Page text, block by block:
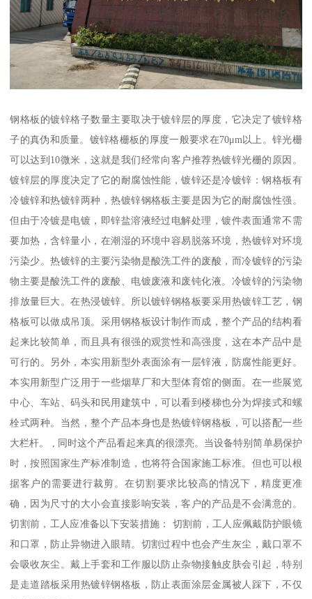
钢格板的镀锌格子数量主要取决于镀锌层的厚度，它决定了镀锌格
子的真伪和质量。镀锌格栅板的厚度一般要求在70μm以上。锌光栅
可以达到10微米，这就是我们经常向客户推荐热镀锌光栅的原因。
镀锌层的厚度决定了它的耐腐蚀性能，镀锌还是冷镀锌：钢格板有
冷镀锌和热镀锌两种，热镀锌钢格板主要是因为它的耐腐蚀性强。
但由于冷镀是电镀，即锌盐溶液经过电解处理，镀件表面通常不需
要加热，含锌量小，在潮湿的环境中容易脱落环境，热镀锌对环境
污染少。热镀锌的主要污染物是酸洗工件的废酸，而冷镀锌的污染
物主要是酸洗工件的废酸、电镀废液和废钝化液。冷镀锌的污染物
排放量巨大。在热浸镀锌。所以镀锌钢格板要采用热镀锌工艺，钢
格板可以做成吊顶。采用钢格板设计制作而成，整个产品的结构看
起来比较简单，而且具有很强的观赏性和高强度，这在本产品中是
可行的。另外，本实用新型外表面涂有一层锌液，防腐性能更好。
本实用新型广泛用于一些烟草厂和大型体育馆的侧面。在一些展览
中心、车站、码头和民用建筑中，可以看到楼梯也分为焊接式和螺
栓式两种。当然，整个产品本身也是热镀锌钢格板，可以搭配一些
大栏杆。 , 同时这个产品看起来真的很漂亮。当设备特别简单易保护
时，按照国家生产标准制造，也将符合国家施工标准。但也可以根
据客户的需要进行裁剪。在切割要求比较高的情况下，精度更准
确，因为尺寸的大小会直接影响安装，客户的产品是不会满意的。
切割前，工人应准备以下安装措施： 切割前，工人应佩戴防护眼镜
和口罩，防止异物进入眼睛。切割过程中也会产生灰尘，戴口罩不
会吸收灰尘。戴上手套和工作服以防止杂物接触皮肤会引起，特别
是走道踏板采用热镀锌钢格板，防止表面涂层金属被人踩下，不仅